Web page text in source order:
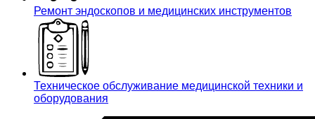
Ремонт эндоскопов и медицинских инструментов
Техническое обслуживание медицинской техники и
оборудования